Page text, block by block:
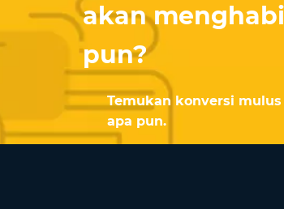
akan
pun?
Temukan konversi
apa pun.